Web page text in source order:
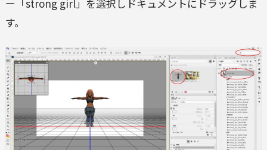
ー「strong girl」を選択しドキュメントにドラッグしま
す。